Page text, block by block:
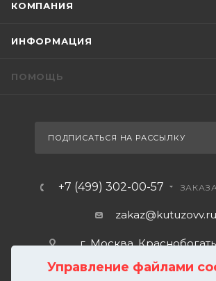
Управление файлами
КОМПАНИЯ
ИНФОРМАЦИЯ
ПОМОЩЬ
ПОДПИСАТЬСЯ НА РАССЫЛКУ
+7 (499) 302-00-57
zakaz@kutuzovv.ru
г. Москва,